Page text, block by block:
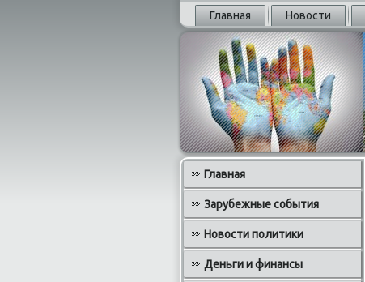
Главная Новости
Главная
Зарубежные события
Новости политики
Деньги и финансы